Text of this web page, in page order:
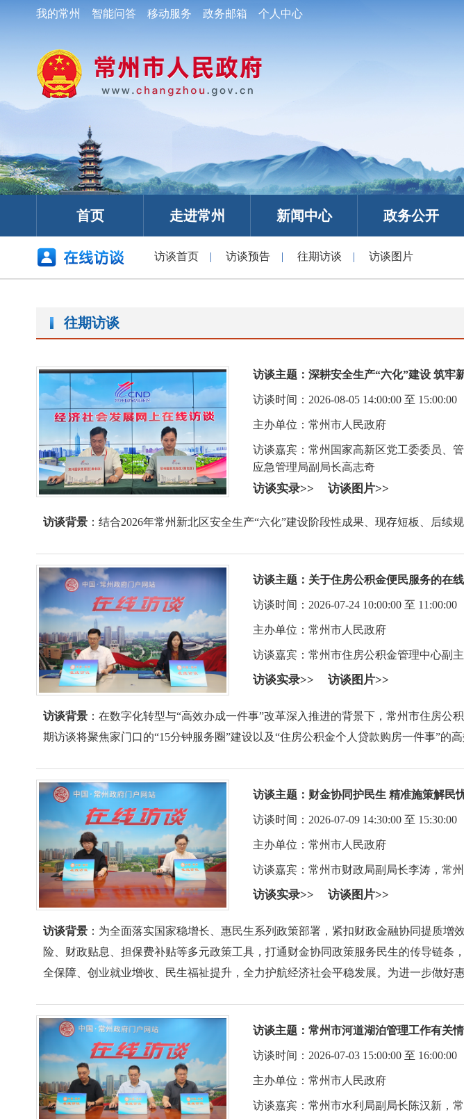
我的常州 智能问答 移动服务 政务邮箱 个人中心
首页 走进常州 新闻中心 政务公开
访谈首页 | 访谈预告 | 往期访谈 | 访谈图片
往期访谈
访谈主题： 深耕安全生产“六化”建设 筑牢
访谈时间：2026-08-05 14:00:00 至 15:00:00
主办单位：常州市人民政府
访谈嘉宾： 常州国家高新区党工委委员、
应急管理局副局长高志奇
访谈实录>> 访谈图片>>
访谈背景 ：结合2026年常州新北区安全生产“六化”建设阶段性成果、现存短板、后续
访谈主题： 关于住房公积金便民服务的在
访谈时间：2026-07-24 10:00:00 至 11:00:00
主办单位：常州市人民政府
访谈嘉宾： 常州市住房公积金管理中心副
访谈实录>> 访谈图片>>
访谈背景 ：在数字化转型与“高效办成一件事”改革深入推进的背景下，常州市住房
期访谈将聚焦家门口的“15分钟服务圈”建设以及“住房公积金个人贷款购房一件事”的
访谈主题： 财金协同护民生 精准施策解民
访谈时间：2026-07-09 14:30:00 至 15:30:00
主办单位：常州市人民政府
访谈嘉宾： 常州市财政局副局长李涛，常
访谈实录>> 访谈图片>>
访谈背景 ：为全面落实国家稳增长、惠民生系列政策部署，紧扣财政金融协同提质
险、财政贴息、担保费补贴等多元政策工具，打通财金协同政策服务民生的传导链
全保障、创业就业增收、民生福祉提升，全力护航经济社会平稳发展。为进一步做好
访谈主题： 常州市河道湖泊管理工作有关
访谈时间：2026-07-03 15:00:00 至 16:00:00
主办单位：常州市人民政府
访谈嘉宾： 常州市水利局副局长陈汉新，